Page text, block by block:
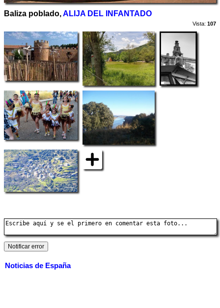
Baliza poblado,ALIJA DEL INFANTADO
Vista: 107
Noticias de España